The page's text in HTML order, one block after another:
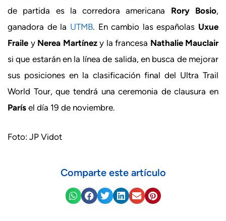
de partida es la corredora americana Rory Bosio,
ganadora de la UTMB. En cambio las españolas Uxue
Fraile y Nerea Martínezy la francesa Nathalie Mauclair
si que estarán en la línea de salida, en busca de mejorar
sus posiciones en la clasificación final del Ultra Trail
World Tour, que tendrá una ceremonia de clausura en
París el día 19 de noviembre.
Foto: JP Vidot
Comparte este artículo